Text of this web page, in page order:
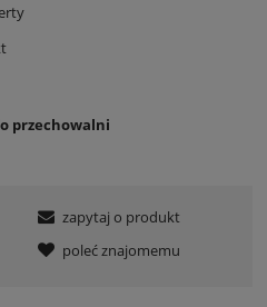
przechowalni
zapytaj o produkt
poleć znajomemu